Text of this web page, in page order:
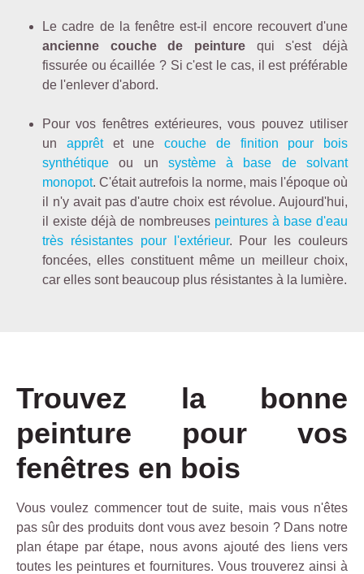
Le cadre de la fenêtre est-il encore recouvert d'une
ancienne couche de peinture qui s'est déjà
fissurée ou écaillée ? Si c'est le cas, il est préférable
de l'enlever d'abord.
Pour vos fenêtres extérieures, vous pouvez utiliser
un apprêtet une couche de finition pour bois
synthétique ou un système à base de solvant
monopot. C'était autrefois la norme, mais l'époque où
il n'y avait pas d'autre choix est révolue. Aujourd'hui,
il existe déjà de nombreuses peintures à base d'eau
très résistantes pour l'extérieur. Pour les couleurs
foncées, elles constituent même un meilleur choix,
car elles sont beaucoup plus résistantes à la lumière.
Trouvez la bonne
peinture pour vos
fenêtres en bois
Vous voulez commencer tout de suite, mais vous n'êtes
pas sûr des produits dont vous avez besoin ? Dans notre
plan étape par étape, nous avons ajouté des liens vers
toutes les peintures et fournitures. Vous trouverez ainsi à